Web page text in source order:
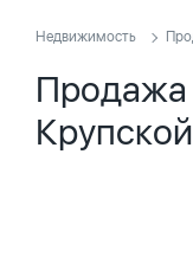
Недвижимость
Продажа